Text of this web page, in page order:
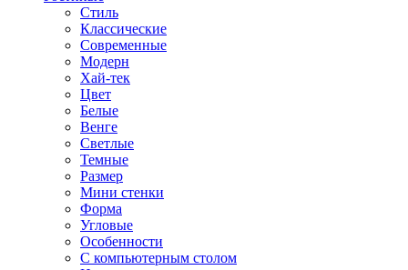
Стиль
Классические
Современные
Модерн
Хай-тек
Цвет
Белые
Венге
Светлые
Темные
Размер
Мини стенки
Форма
Угловые
Особенности
С компьютерным столом